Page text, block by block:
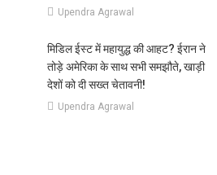
Upendra Agrawal
मिडिल ईस्ट में महायुद्ध की आहट? ईरान ने
तोड़े अमेरिका के साथ सभी समझौते, खाड़ी
देशों को दी सख्त चेतावनी!
Upendra Agrawal